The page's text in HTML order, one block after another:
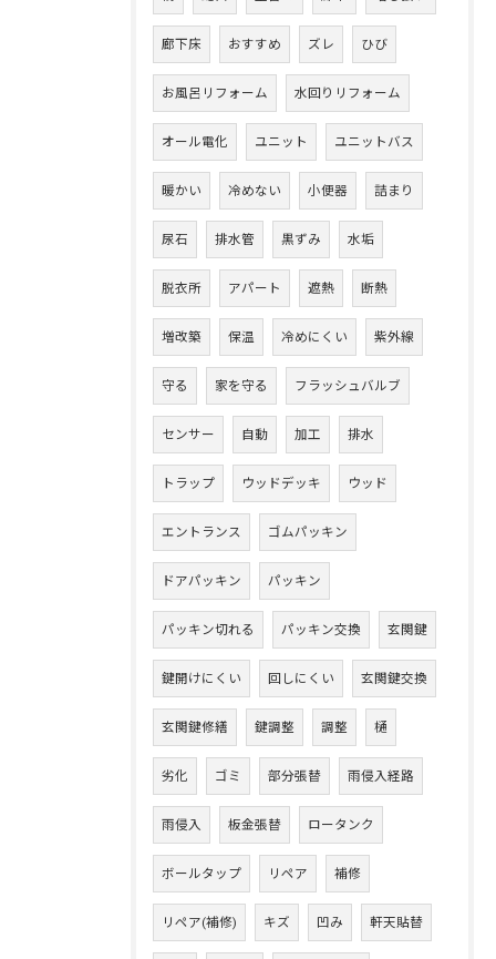
廊下床 おすすめ ズレ ひび
お風呂リフォーム 水回りリフォーム
オール電化 ユニット ユニットバス
暖かい 冷めない 小便器 詰まり
尿石 排水管 黒ずみ 水垢
脱衣所 アパート 遮熱 断熱
増改築 保温 冷めにくい 紫外線
守る 家を守る フラッシュバルブ
センサー 自動 加工 排水
トラップ ウッドデッキ ウッド
エントランス ゴムパッキン
ドアパッキン パッキン
パッキン切れる パッキン交換 玄関鍵
鍵開けにくい 回しにくい 玄関鍵交換
玄関鍵修繕 鍵調整 調整 樋
劣化 ゴミ 部分張替 雨侵入経路
雨侵入 板金張替 ロータンク
ボールタップ リペア 補修
リペア(補修) キズ 凹み 軒天貼替